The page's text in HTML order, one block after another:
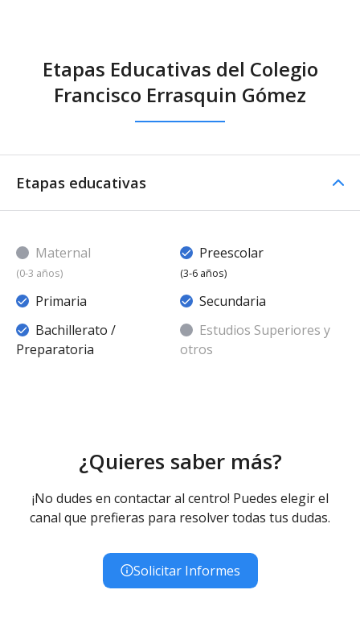
Etapas Educativas del Colegio
Francisco Errasquin Gómez
Etapas educativas
Maternal
(0-3 años)
Preescolar
(3-6 años)
Primaria
Secundaria
Bachillerato /
Preparatoria
Estudios Superiores y
otros
¿Quieres saber más?
¡No dudes en contactar al centro! Puedes elegir el
canal que prefieras para resolver todas tus dudas.
Solicitar Informes